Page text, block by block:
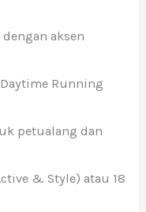
dengan aksen
Running
petualang dan
& Style) atau 18